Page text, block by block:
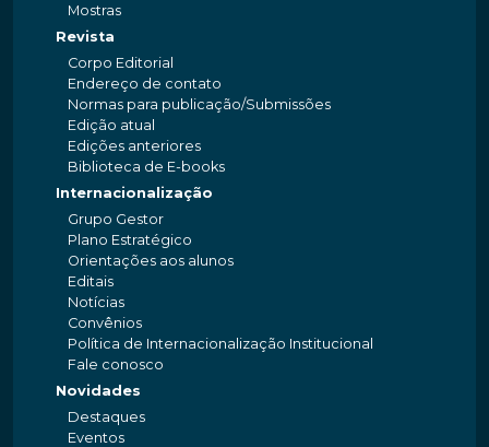
Mostras
Revista
Corpo Editorial
Endereço de contato
Normas para publicação/Submissões
Edição atual
Edições anteriores
Biblioteca de E-books
Internacionalização
Grupo Gestor
Plano Estratégico
Orientações aos alunos
Editais
Notícias
Convênios
Política de Internacionalização Institucional
Fale conosco
Novidades
Destaques
Eventos